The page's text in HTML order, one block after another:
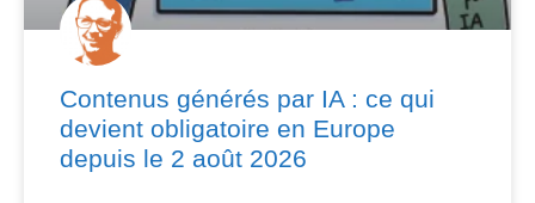
Contenus générés par IA : ce qui
devient obligatoire en Europe
depuis le 2 août 2026